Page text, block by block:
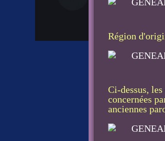
Région
Ci-dessus,
concernées
anciennes